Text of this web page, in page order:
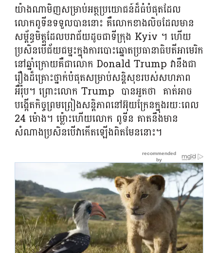
យ៉ាងណាមិញសម្រាប់អត្ថប្រយោជន៍ដ៏ធំបំផុតដែល
លោកពូទីនទទួលបាននោះ គឺលោកខាងលិចដែលមាន
សម្ព័ន្ធមិត្តដែលបរាជ័យដូចជាទីក្រុង Kyiv ។ ហើយ
ប្រសិនបើជ័យជម្នះក្នុងការបោះឆ្នោតប្រធានាធិបតីអាមេរិក
នៅឆ្នាំក្រោយគឺជាលោក Donald Trump វានឹងជា
រឿងដ៏គ្រោះថ្នាក់បំផុតសម្រាប់សន្តិសុខរបស់សហភាព
អឺរ៉ុប។ ព្រោះលោក Trump បានអួតថា គាត់អាច
បង្កើតកិច្ចព្រមព្រៀងសន្តិភាពនៅអ៊ុយក្រែនក្នុងរយៈពេល
24 ម៉ោង។ ម្ល៉ោះហើយលោក ពូទីន គាតនឹងមាន
សំណាងប្រសិនបើវាកើតឡើងពិតមែននោះ។